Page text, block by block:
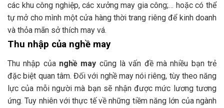
các khu công nghiệp, các xưởng may gia công;… hoặc có thể
tự mở cho mình một cửa hàng thời trang riêng để kinh doanh
và thỏa mãn sở thích may vá.
Thu nhập của nghề may
Thu nhập của nghề may cũng là vấn đề mà nhiều bạn trẻ
đặc biệt quan tâm. Đối với nghề may nói riêng, tùy theo năng
lực của mỗi người mà bạn sẽ nhận được mức lương tương
ứng. Tuy nhiên với thực tế về những tiềm năng lớn của ngành